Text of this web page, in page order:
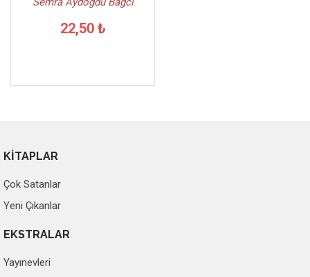
22,50 ₺
KİTAPLAR
Çok Satanlar
Yeni Çıkanlar
EKSTRALAR
Yayınevleri